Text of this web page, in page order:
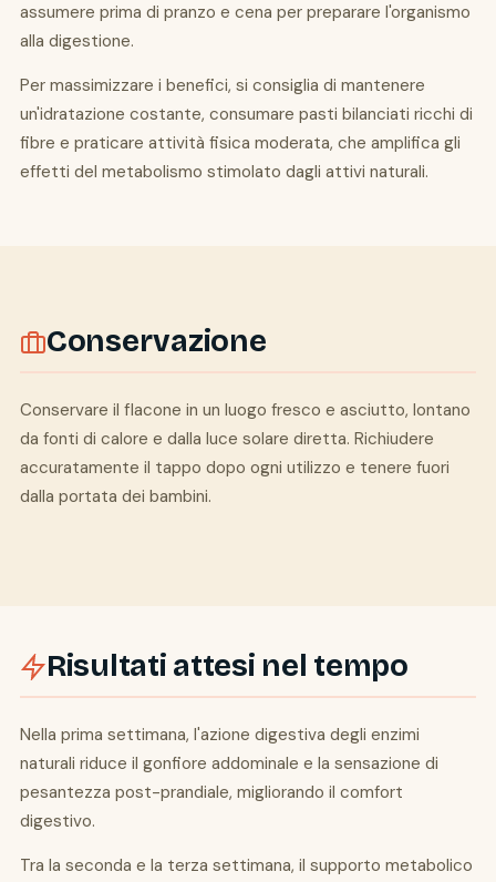
assumere prima di pranzo e cena per preparare l'organismo
alla digestione.
Per massimizzare i benefici, si consiglia di mantenere
un'idratazione costante, consumare pasti bilanciati ricchi di
fibre e praticare attività fisica moderata, che amplifica gli
effetti del metabolismo stimolato dagli attivi naturali.
Conservazione
Conservare il flacone in un luogo fresco e asciutto, lontano
da fonti di calore e dalla luce solare diretta. Richiudere
accuratamente il tappo dopo ogni utilizzo e tenere fuori
dalla portata dei bambini.
Risultati attesi nel tempo
Nella prima settimana, l'azione digestiva degli enzimi
naturali riduce il gonfiore addominale e la sensazione di
pesantezza post-prandiale, migliorando il comfort
digestivo.
Tra la seconda e la terza settimana, il supporto metabolico